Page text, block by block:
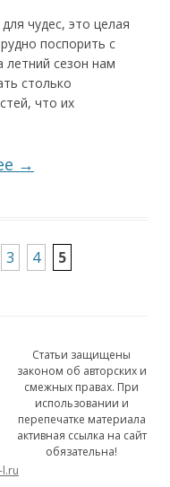
чудес, это целая
поспорить с
сезон нам
столько
что их
→
3 4 5
Статьи защищены
законом об авторских и
смежных правах. При
использовании и
перепечатке материала
активная ссылка на сайт
обязательна!